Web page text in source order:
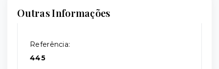
Outras Informações
Referência:
445